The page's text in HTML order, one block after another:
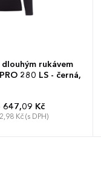
rukávem
280 LS - černá,
647,09 Kč
Kč (s DPH)